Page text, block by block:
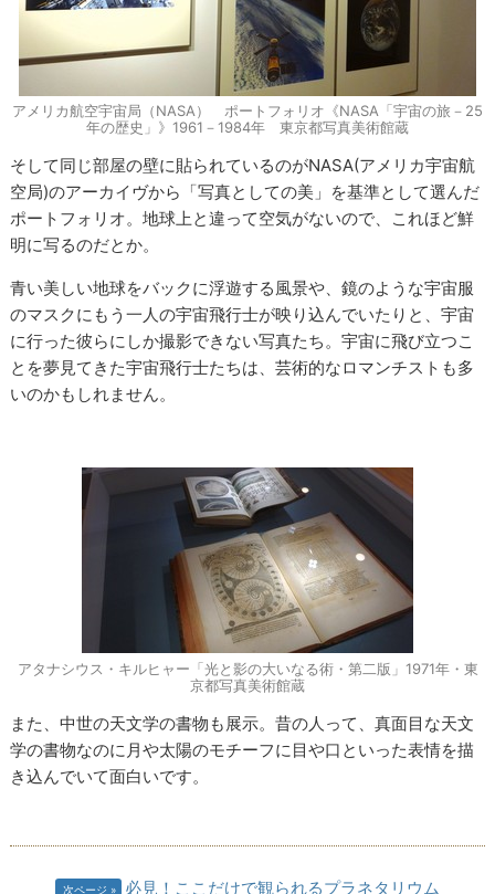
アメリカ航空宇宙局（NASA） ポートフォリオ《NASA「宇宙の旅－25
年の歴史」》1961－1984年 東京都写真美術館蔵
そして同じ部屋の壁に貼られているのがNASA(アメリカ宇宙航
空局)のアーカイヴから「写真としての美」を基準として選んだ
ポートフォリオ。地球上と違って空気がないので、これほど鮮
明に写るのだとか。
青い美しい地球をバックに浮遊する風景や、鏡のような宇宙服
のマスクにもう一人の宇宙飛行士が映り込んでいたりと、宇宙
に行った彼らにしか撮影できない写真たち。宇宙に飛び立つこ
とを夢見てきた宇宙飛行士たちは、芸術的なロマンチストも多
いのかもしれません。
アタナシウス・キルヒャー「光と影の大いなる術・第二版」1971年・東
京都写真美術館蔵
また、中世の天文学の書物も展示。昔の人って、真面目な天文
学の書物なのに月や太陽のモチーフに目や口といった表情を描
き込んでいて面白いです。
次ページ 必見！ここだけで観られるプラネタリウム